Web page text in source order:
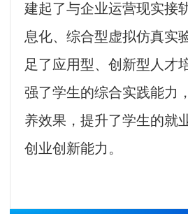
建起了与企业运营现实接
息化、综合型虚拟仿真实
足了应用型、创新型人才
强了学生的综合实践能力
养效果，提升了学生的就
创业创新能力。